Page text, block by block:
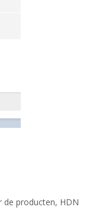
de producten, HDN